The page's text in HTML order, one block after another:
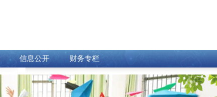
信息公开 财务专栏